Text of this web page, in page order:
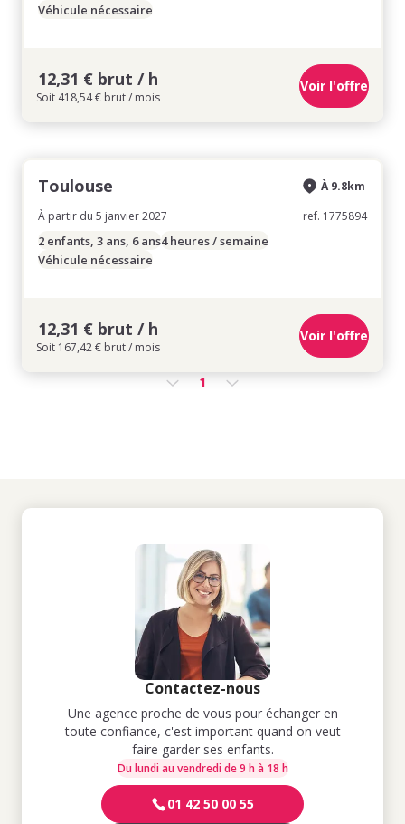
Véhicule nécessaire
12,31 € brut / h
Soit 418,54 € brut / mois
Voir l'offre
Toulouse
À partir du 5 janvier 2027
À 9.8km
ref. 1775894
2 enfants, 3 ans, 6 ans4 heures / semaine
Véhicule nécessaire
12,31 € brut / h
Soit 167,42 € brut / mois
Voir l'offre
1
Contactez-nous
Une agence proche de vous pour échanger en
toute confiance, c'est important quand on veut
faire garder ses enfants.
Du lundi au vendredi de 9 h à 18 h
01 42 50 00 55